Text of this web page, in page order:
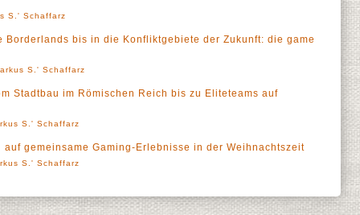
S.' Schaffarz
Borderlands bis in die Konfliktgebiete der Zukunft: die game
S.' Schaffarz
Stadtbau im Römischen Reich bis zu Eliteteams auf
S.' Schaffarz
gemeinsame Gaming-Erlebnisse in der Weihnachtszeit
S.' Schaffarz